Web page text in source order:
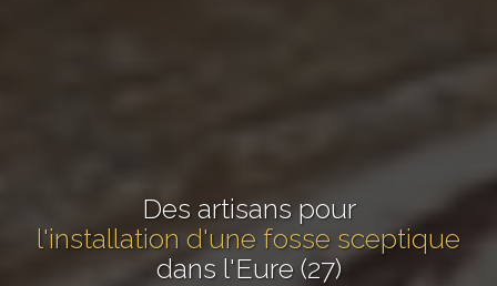
Des artisans pour
l'installation d'une fosse sceptique
dans l'Eure (27)